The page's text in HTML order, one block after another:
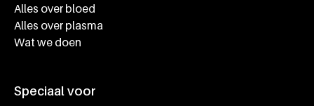
Alles over bloed
Alles over plasma
Wat we doen
Speciaal voor